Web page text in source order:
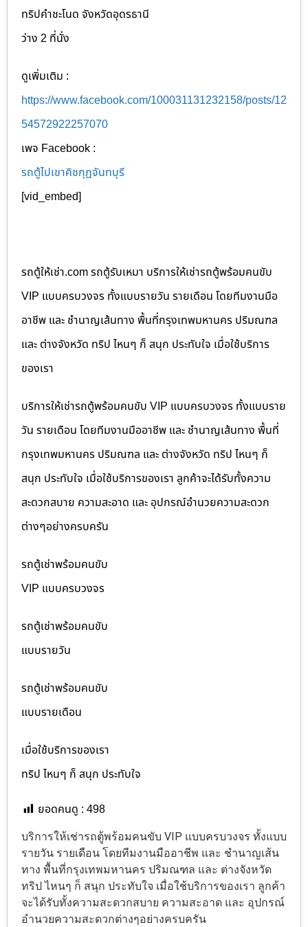
ทริปคำชะโนด จังหวัดอุดรธานี
ว่าง 2 ที่นั่ง
ดูเพิ่มเติม :
https://www.facebook.com/100031131232158/posts/12
54572922257070
เพจ Facebook :
รถตู้ไปเขาคิชกุฏจันทบุรี
[vid_embed]
รถตู้ให้เช่า.com รถตู้รับเหมา บริการให้เช่ารถตู้พร้อมคนขับ
VIP แบบครบวงจร ทั้งแบบรายวัน รายเดือน โดยทีมงานมือ
อาชีพ และ ชำนาญเส้นทาง พื้นที่กรุงเทพมหานคร ปริมณฑล
และ ต่างจังหวัด ทริป ไหนๆ ก็ สนุก ประทับใจ เมื่อใช้บริการ
ของเรา
บริการให้เช่ารถตู้พร้อมคนขับ VIP แบบครบวงจร ทั้งแบบราย
วัน รายเดือน โดยทีมงานมืออาชีพ และ ชำนาญเส้นทาง พื้นที่
กรุงเทพมหานคร ปริมณฑล และ ต่างจังหวัด ทริป ไหนๆ ก็
สนุก ประทับใจ เมื่อใช้บริการของเรา ลูกค้าจะได้รับทั้งความ
สะดวกสบาย ความสะอาด และ อุปกรณ์อำนวยความสะดวก
ต่างๆอย่างครบครัน
รถตู้เช่าพร้อมคนขับ
VIP แบบครบวงจร
รถตู้เช่าพร้อมคนขับ
แบบรายวัน
รถตู้เช่าพร้อมคนขับ
แบบรายเดือน
เมื่อใช้บริการของเรา
ทริป ไหนๆ ก็ สนุก ประทับใจ
ยอดคนดู : 498
บริการให้เช่ารถตู้พร้อมคนขับ VIP แบบครบวงจร ทั้งแบบ
รายวัน รายเดือน โดยทีมงานมืออาชีพ และ ชำนาญเส้น
ทาง พื้นที่กรุงเทพมหานคร ปริมณฑล และ ต่างจังหวัด
ทริป ไหนๆ ก็ สนุก ประทับใจ เมื่อใช้บริการของเรา ลูกค้า
จะได้รับทั้งความสะดวกสบาย ความสะอาด และ อุปกรณ์
อำนวยความสะดวกต่างๆอย่างครบครัน